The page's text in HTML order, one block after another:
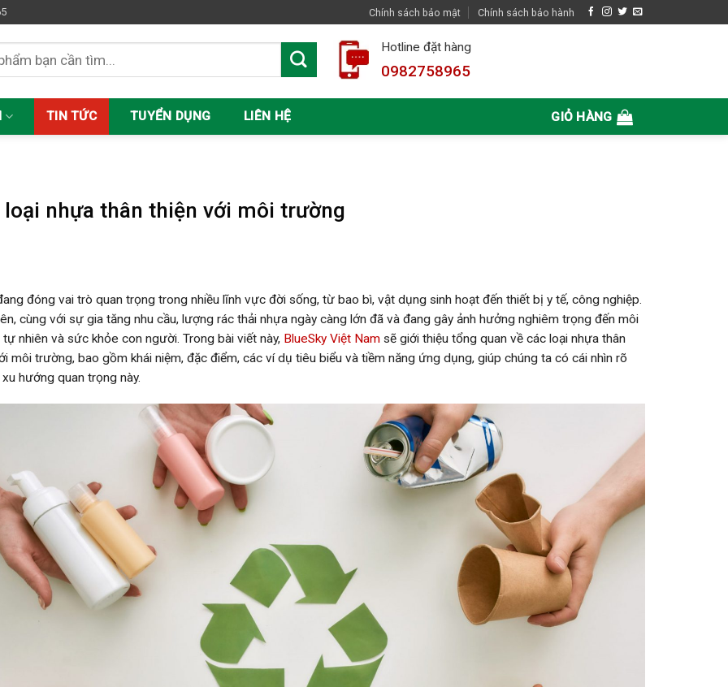
Chính sách bảo mật Chính sách bảo hành
Hotline đặt hàng
0982758965
TIN TỨC TUYỂN DỤNG LIÊN HỆ GIỎ HÀNG
loại nhựa thân thiện với môi trường
đóng vai trò quan trọng trong nhiều lĩnh vực đời sống, từ bao bì, vật dụng sinh hoạt đến thiết bị y tế, công nghiệp.
cùng với sự gia tăng nhu cầu, lượng rác thải nhựa ngày càng lớn đã và đang gây ảnh hưởng nghiêm trọng đến môi
nhiên và sức khỏe con người. Trong bài viết này, BlueSky Việt Nam sẽ giới thiệu tổng quan về các loại nhựa thân
môi trường, bao gồm khái niệm, đặc điểm, các ví dụ tiêu biểu và tiềm năng ứng dụng, giúp chúng ta có cái nhìn rõ
hướng quan trọng này.